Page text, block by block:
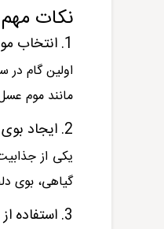
نکات
1. انتخاب مواد اولیه با کیفیت
اولین گام
مانند موم
2. ایجاد بوی منحصر به فرد
یکی از
گیاهی، بوی
3. استفاده از قالب‌های جذاب